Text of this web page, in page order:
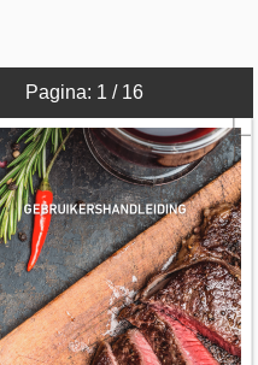
Pagina: 1 / 16